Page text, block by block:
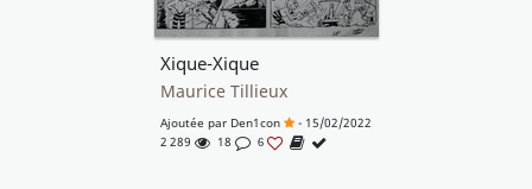
Xique-Xique
Maurice Tillieux
Ajoutée par Den1con
- 15/02/2022
2 289
18 6